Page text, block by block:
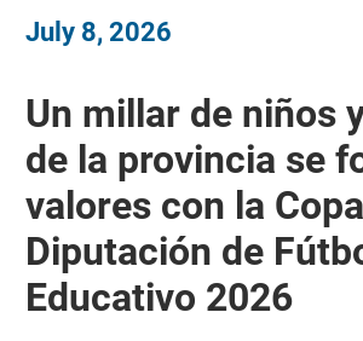
July 8, 2026
Un millar de niños
de la provincia se
valores con la Copa
Diputación de
Educativo 2026